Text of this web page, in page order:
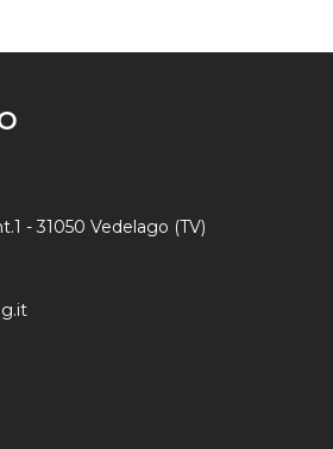
- 31050 Vedelago (TV)